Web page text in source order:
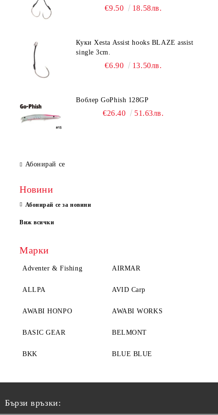
€9.50 18.58лв.
Куки Xesta Assist hooks BLAZE assist
single 3cm.
€6.90 13.50лв.
Воблер GoPhish 128GP
€26.40 51.63лв.
Абонирай се
Новини
Абонирай се за новини
Виж всички
Марки
Adventer & Fishing AIRMAR
ALLPA AVID Carp
AWABI HONPO AWABI WORKS
BASIC GEAR BELMONT
BKK BLUE BLUE
Бързи връзки: